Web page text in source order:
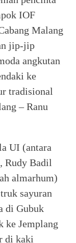
IOF
Malang
jip-jip
angkutan
ke
tradisional
– Ranu
UI (antara
Rudy Badil
almarhum)
sayuran
di Gubuk
ke Jemplang
di kaki